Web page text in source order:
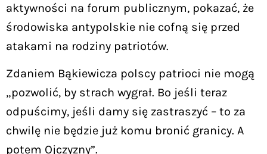
aktywności na forum publicznym, pokazać, że
środowiska antypolskie nie cofną się przed
atakami na rodziny patriotów.
Zdaniem Bąkiewicza polscy patrioci nie mogą
„pozwolić, by strach wygrał. Bo jeśli teraz
odpuścimy, jeśli damy się zastraszyć – to za
chwilę nie będzie już komu bronić granicy. A
potem Ojczyzny”.